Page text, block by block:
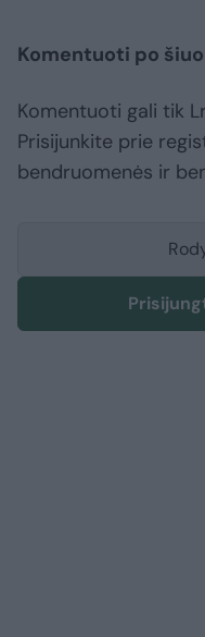
Komentuoti po
Komentuoti gali tik
Prisijunkite prie
bendruomenės ir